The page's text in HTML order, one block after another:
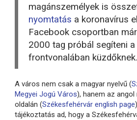
magánszemélyek is
nyomtatás a koronavírus
Facebook csoportban
2000 tag próbál segíteni a
frontvonalában küzdőknek.
A város nem csak a magyar nyelvű (
Megyei Jogú Város), hanem az
oldalán (Székesfehérvár english page
tájékoztatás ad, hogy a